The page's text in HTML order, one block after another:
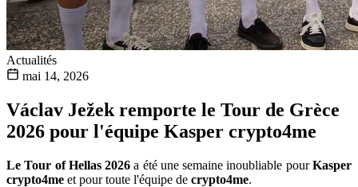
Actualités
mai 14, 2026
Václav Ježek remporte le Tour de Grèce
2026 pour l'équipe Kasper crypto4me
Le Tour of Hellas 2026 a été une semaine inoubliable pourKasper
crypto4me et pour toute l'équipe de crypto4me.